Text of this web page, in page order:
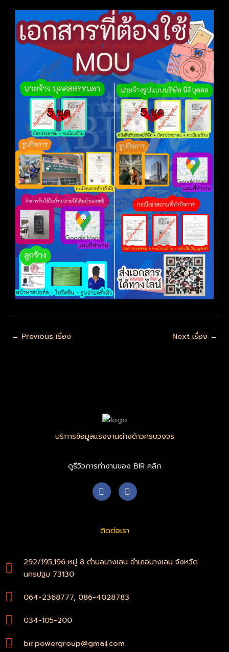
← Previous เรื่อง Next เรื่อง →
บริการข้อมูลแรงงานต่างด้าวครบวงจร
ดูรีวิวการทำงานของ BIR คลิก
F
a
c
o
-
W
h
a
a
ติดต่อเรา
292/195,196 หมู่ 8 ตำบลบางเลน อำเภอบางเลน จังหวัด
นครปฐม 73130
064-2368777, 086-4028783
034-105-200
bir.powergroup@gmail.com